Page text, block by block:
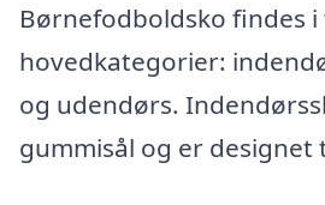
Børnefodboldsko findes i
hovedkategorier:
og udendørs.
gummisål og er designet